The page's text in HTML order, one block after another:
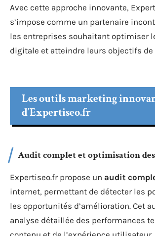
Avec cette approche innovante,
s’impose comme un partenaire
les entreprises souhaitant optimiser
digitale et atteindre leurs objectifs de
Les outils marketing
d’Expertiseo.fr
Audit complet et optimisation
Expertiseo.fr propose un audit
internet, permettant de détecter les
les opportunités d’amélioration. Cet
analyse détaillée des performances